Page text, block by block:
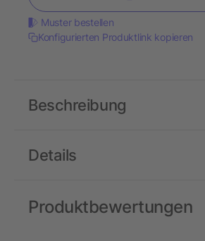
Muster bestellen
Konfigurierten Produktlink kopieren
Details
Beschreibung
Produktbewertungen